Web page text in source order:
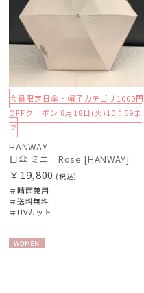
会員限定日傘・帽子カテゴリ1000円
OFFクーポン 8月18日(火)10：59ま
で
HANWAY
日傘 ミニ｜Rose [HANWAY]
￥19,800 (税込)
＃晴雨兼用
＃送料無料
＃UVカット